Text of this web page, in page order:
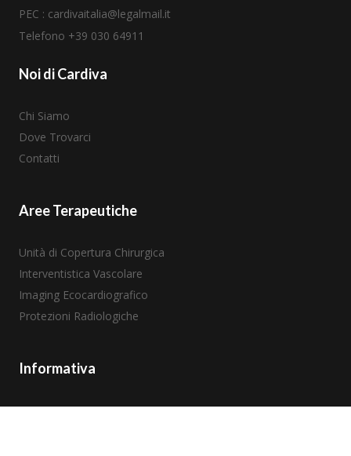
PEC : cardivaitalia@legalmail.it
Telefono +39 030 64911
Noi di Cardiva
Chi Siamo
Dove Trovarci
Contatti
Aree Terapeutiche
Unità di Copertura Chirurgica
Interventistica Vascolare
Imaging Ecocardiografico
Protezioni Radiologiche
Informativa
Cookie Policy